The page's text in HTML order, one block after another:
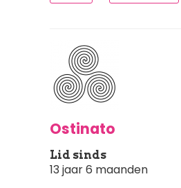
Ostinato
Lid sinds
13 jaar 6 maanden